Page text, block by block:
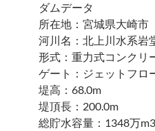
ダムデータ
所在地：宮城県大崎市
河川名：北上川水系岩
形式：重力式コンクリ
ゲート：ジェットフロ
堤高：68.0m
堤頂長：200.0m
総貯水容量：1348万m3